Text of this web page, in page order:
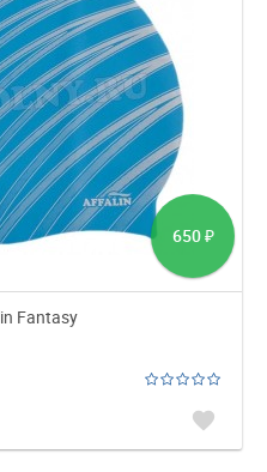
650 ₽
Fantasy
favorite